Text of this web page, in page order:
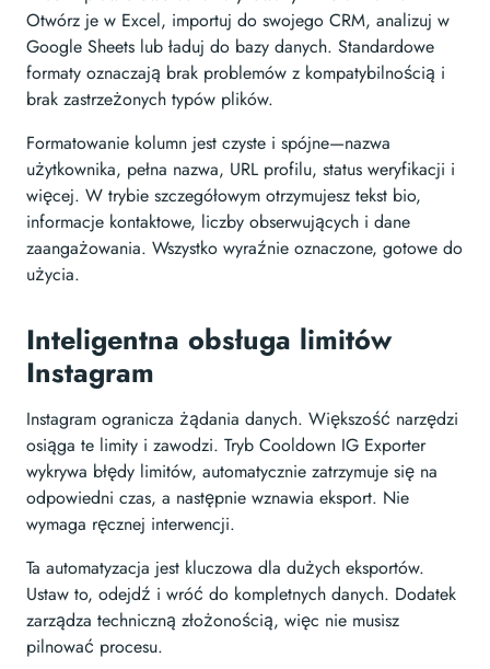
Otwórz je w Excel, importuj do swojego CRM, analizuj w
Google Sheets lub ładuj do bazy danych. Standardowe
formaty oznaczają brak problemów z kompatybilnością i
brak zastrzeżonych typów plików.
Formatowanie kolumn jest czyste i spójne—nazwa
użytkownika, pełna nazwa, URL profilu, status weryfikacji i
więcej. W trybie szczegółowym otrzymujesz tekst bio,
informacje kontaktowe, liczby obserwujących i dane
zaangażowania. Wszystko wyraźnie oznaczone, gotowe do
użycia.
Inteligentna obsługa limitów
Instagram
Instagram ogranicza żądania danych. Większość narzędzi
osiąga te limity i zawodzi. Tryb Cooldown IG Exporter
wykrywa błędy limitów, automatycznie zatrzymuje się na
odpowiedni czas, a następnie wznawia eksport. Nie
wymaga ręcznej interwencji.
Ta automatyzacja jest kluczowa dla dużych eksportów.
Ustaw to, odejdź i wróć do kompletnych danych. Dodatek
zarządza techniczną złożonością, więc nie musisz
pilnować procesu.